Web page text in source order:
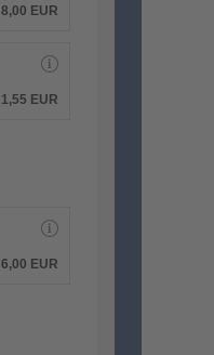
8,00 EUR
1,55 EUR
6,00 EUR